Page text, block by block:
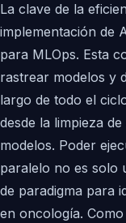
La clave de la
implementación de
para MLOps. Esta
rastrear modelos y
largo de todo el
desde la limpieza
modelos. Poder
paralelo no es solo
de paradigma para
en oncología.